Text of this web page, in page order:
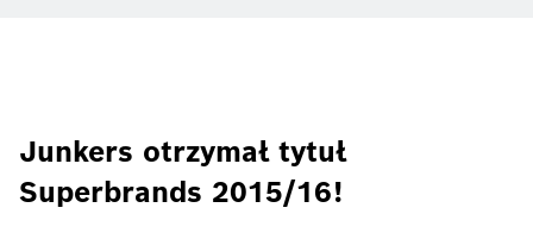
Junkers otrzymał tytuł
Superbrands 2015/16!